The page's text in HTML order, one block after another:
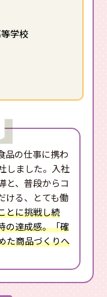
学校
品の仕事に携わ
しました。入社
と、普段からコ
ける、とても働
とに挑戦し続
の達成感。「確
た商品づくりへ